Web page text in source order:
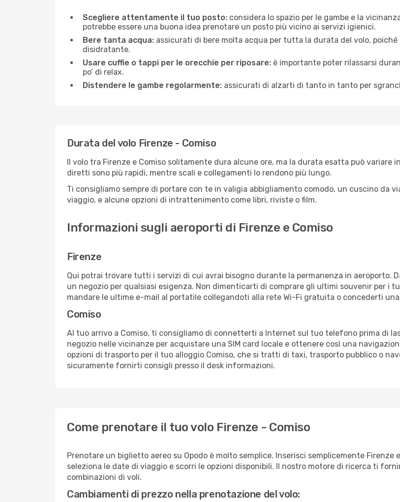
Scegliere attentamente il tuo posto: considera lo spazio per le gambe e la
potrebbe essere una buona idea prenotare un posto più vicino ai servizi igienici.
Bere tanta acqua: assicurati di bere molta acqua per tutta la durata del volo,
disidratante.
Usare cuffie o tappi per le orecchie per riposare: è importante poter rilassarsi
po’ di relax.
Distendere le gambe regolarmente: assicurati di alzarti di tanto in tanto per
Durata del volo Firenze - Comiso
Il volo tra Firenze e Comiso solitamente dura alcune ore, ma la durata esatta può variare
diretti sono più rapidi, mentre scali e collegamenti lo rendono più lungo.
Ti consigliamo sempre di portare con te in valigia abbigliamento comodo, un cuscino da
viaggio, e alcune opzioni di intrattenimento come libri, riviste o film.
Informazioni sugli aeroporti di Firenze e Comiso
Firenze
Qui potrai trovare tutti i servizi di cui avrai bisogno durante la permanenza in aeroporto.
un negozio per qualsiasi esigenza. Non dimenticarti di comprare gli ultimi souvenir per i
mandare le ultime e-mail al portatile collegandoti alla rete Wi-Fi gratuita o concederti
Comiso
Al tuo arrivo a Comiso, ti consigliamo di connetterti a Internet sul tuo telefono prima di
negozio nelle vicinanze per acquistare una SIM card locale e ottenere così una
opzioni di trasporto per il tuo alloggio Comiso, che si tratti di taxi, trasporto pubblico o
sicuramente fornirti consigli presso il desk informazioni.
Come prenotare il tuo volo Firenze - Comiso
Prenotare un biglietto aereo su Opodo è molto semplice. Inserisci semplicemente
seleziona le date di viaggio e scorri le opzioni disponibili. Il nostro motore di ricerca ti
combinazioni di voli.
Cambiamenti di prezzo nella prenotazione del volo: